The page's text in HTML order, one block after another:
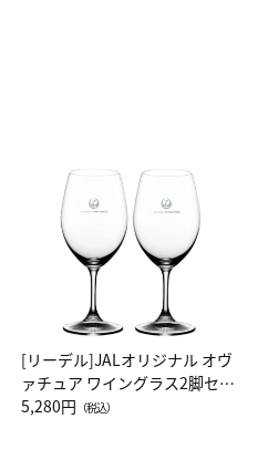
[リーデル]JALオリジナル オヴ
ァチュア ワイングラス2脚セッ
ト（レッドワイン）
5,280円 （税込）